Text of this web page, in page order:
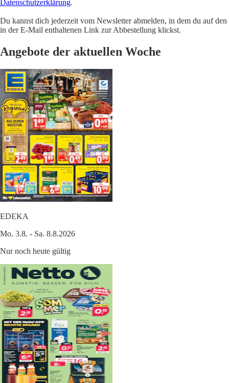
Datenschutzerklärung.
Du kannst dich jederzeit vom Newsletter abmelden, in dem du auf den
in der E-Mail enthaltenen Link zur Abbestellung klickst.
Angebote der aktuellen Woche
EDEKA
Mo. 3.8. - Sa. 8.8.2026
Nur noch heute gültig